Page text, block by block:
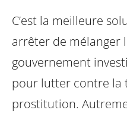
C’est la meilleure
arrêter de mélanger
gouvernement
pour lutter contre la
prostitution.